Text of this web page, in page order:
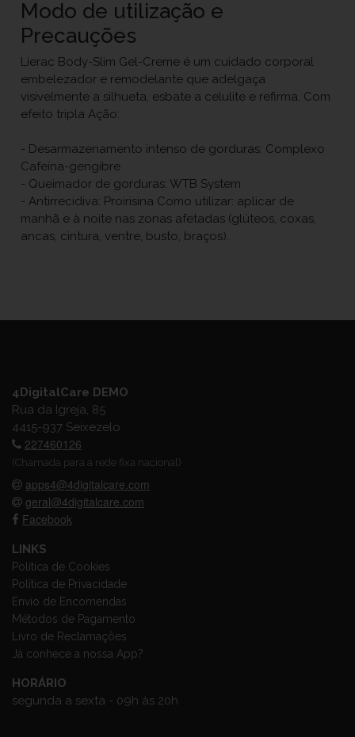
Modo de utilização e
Precauções
Lierac Body-Slim Gel-Creme é um cuidado corporal
embelezador e remodelante que adelgaça
visivelmente a silhueta, esbate a celulite e refirma. Com
efeito tripla Ação:
- Desarmazenamento intenso de gorduras: Complexo
Cafeína-gengibre
- Queimador de gorduras: WTB System
- Antirrecidiva: Proirisina Como utilizar: aplicar de
manhã e à noite nas zonas afetadas (glúteos, coxas,
ancas, cintura, ventre, busto, braços).
4DigitalCare DEMO
Rua da Igreja, 85
4415-937 Seixezelo
227460126
(Chamada para a rede fixa nacional)
apps4@4digitalcare.com
geral@4digitalcare.com
Facebook
LINKS
Política de Cookies
Política de Privacidade
Envio de Encomendas
Métodos de Pagamento
Livro de Reclamações
Já conhece a nossa App?
HORÁRIO
segunda a sexta - 09h às 20h